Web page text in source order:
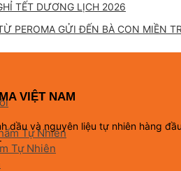
Tự Nhiên
Tự Nhiên
TẾT DƯƠNG LỊCH 2026
PEROMA GỬI ĐẾN BÀ CON MIỀN
VIỆT NAM
dầu và nguyên liệu tự nhiên hàng